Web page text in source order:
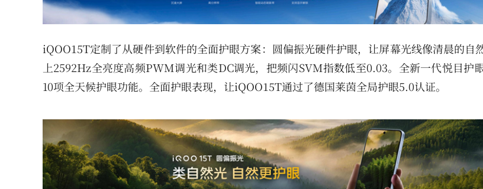
iQOO15T定制了从硬件到软件的全面护眼方案：圆偏振光硬件护眼，让屏幕光线像清晨的自
上2592Hz全亮度高频PWM调光和类DC调光，把频闪SVM指数低至0.03。全新一代悦目护
10项全天候护眼功能。全面护眼表现，让iQOO15T通过了德国莱茵全局护眼5.0认证。